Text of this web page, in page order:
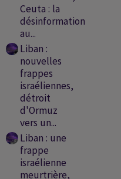
Ceuta : la
désinformation
au...
Liban :
nouvelles
frappes
israéliennes,
détroit
d'Ormuz
vers un...
Liban : une
frappe
israélienne
meurtrière,